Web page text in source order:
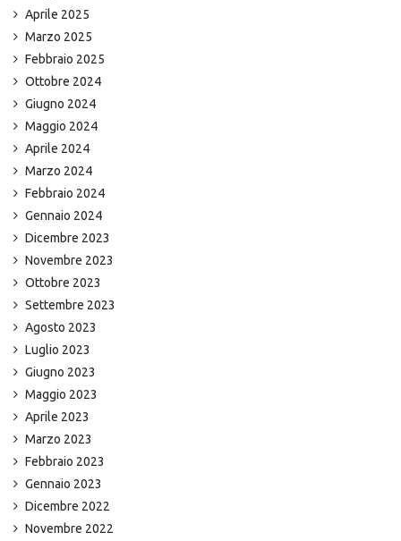
Aprile 2025
Marzo 2025
Febbraio 2025
Ottobre 2024
Giugno 2024
Maggio 2024
Aprile 2024
Marzo 2024
Febbraio 2024
Gennaio 2024
Dicembre 2023
Novembre 2023
Ottobre 2023
Settembre 2023
Agosto 2023
Luglio 2023
Giugno 2023
Maggio 2023
Aprile 2023
Marzo 2023
Febbraio 2023
Gennaio 2023
Dicembre 2022
Novembre 2022